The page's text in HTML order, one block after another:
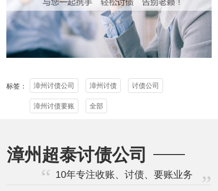
标签： 漳州讨债公司 漳州讨债 讨债公司
漳州讨债要账 全部
漳州超泰讨债公司
10年专注收账、讨债、要账业务